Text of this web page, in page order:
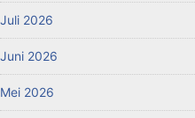
Juli 2026
Juni 2026
Mei 2026